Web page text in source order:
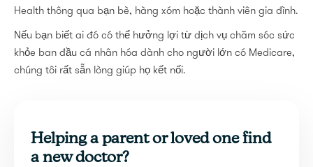
Health thông qua bạn bè, hàng xóm hoặc thành viên gia đình.
Nếu bạn biết ai đó có thể hưởng lợi từ dịch vụ chăm sóc sức
khỏe ban đầu cá nhân hóa dành cho người lớn có Medicare,
chúng tôi rất sẵn lòng giúp họ kết nối.
Helping a parent or loved one find
a new doctor?